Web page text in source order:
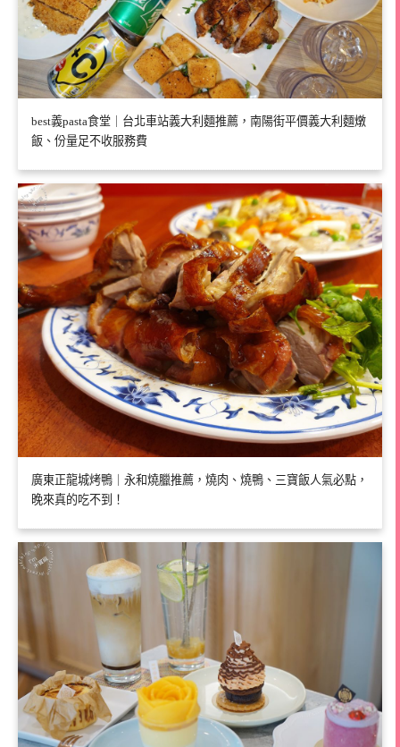
best義pasta食堂｜台北車站義大利麵推薦，南陽街平價義大利麵燉
飯、份量足不收服務費
廣東正龍城烤鴨｜永和燒臘推薦，燒肉、燒鴨、三寶飯人氣必點，
晚來真的吃不到！